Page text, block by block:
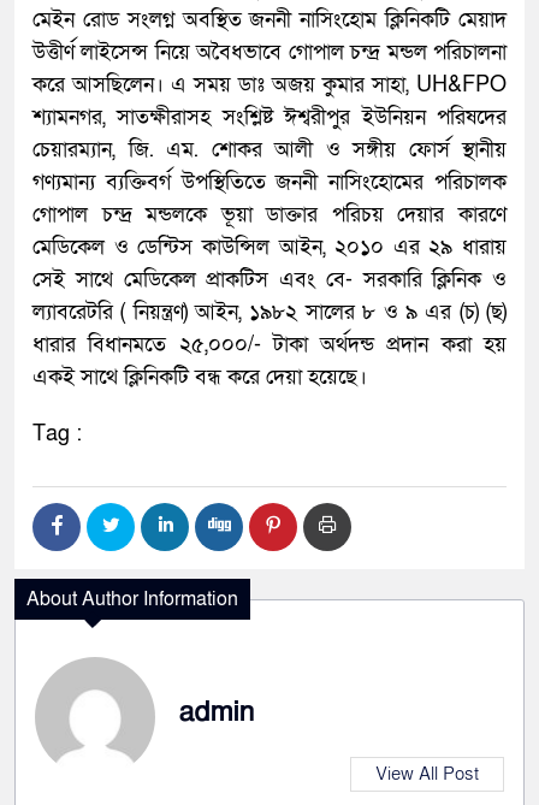
মেইন রোড সংলগ্ন অবস্থিত জননী নাসিংহোম ক্লিনিকটি মেয়াদ
উত্তীর্ণ লাইসেন্স নিয়ে অবৈধভাবে গোপাল চন্দ্র মন্ডল পরিচালনা
করে আসছিলেন। এ সময় ডাঃ অজয় কুমার সাহা, UH&FPO
শ্যামনগর, সাতক্ষীরাসহ সংশ্লিষ্ট ঈশ্বরীপুর ইউনিয়ন পরিষদের
চেয়ারম্যান, জি. এম. শোকর আলী ও সঙ্গীয় ফোর্স স্থানীয়
গণ্যমান্য ব্যক্তিবর্গ উপস্থিতিতে জননী নাসিংহোমের পরিচালক
গোপাল চন্দ্র মন্ডলকে ভূয়া ডাক্তার পরিচয় দেয়ার কারণে
মেডিকেল ও ডেন্টিস কাউন্সিল আইন, ২০১০ এর ২৯ ধারায়
সেই সাথে মেডিকেল প্রাকটিস এবং বে- সরকারি ক্লিনিক ও
ল্যাবরেটরি ( নিয়ন্ত্রণ) আইন, ১৯৮২ সালের ৮ ও ৯ এর (চ) (ছ)
ধারার বিধানমতে ২৫,০০০/- টাকা অর্থদন্ড প্রদান করা হয়
একই সাথে ক্লিনিকটি বন্ধ করে দেয়া হয়েছে।
Tag :
About Author Information
admin
View All Post